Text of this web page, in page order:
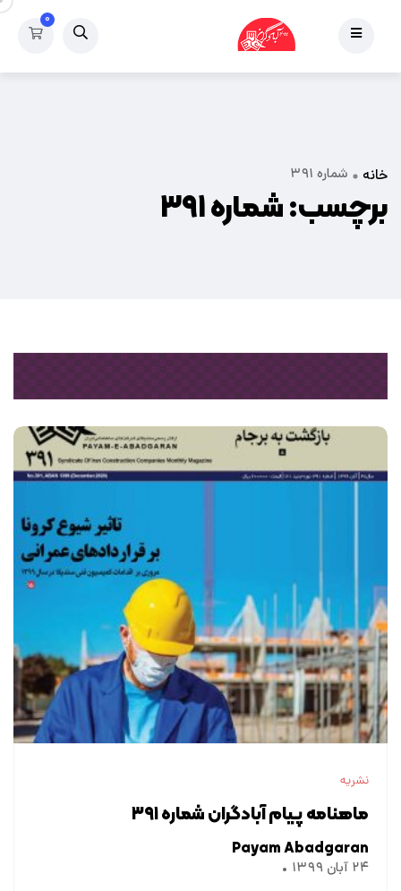
۰
خانه شماره ۳۹۱
برچسب:شماره ۳۹۱
نشریه
ماهنامه پیام آبادگران شماره ۳۹۱
Payam Abadgaran
۲۴ آبان ۱۳۹۹